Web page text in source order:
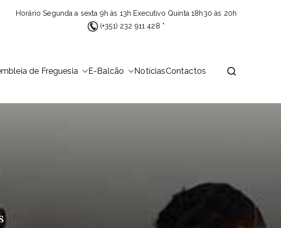
Horário Segunda a sexta 9h às 13h Executivo Quinta 18h30 às 20h
(+351) 232 911 428 *
ocupa uma área de 23,26Km2 que é distribuída por 14
de Freguesia E-Balcão NotíciasContactos